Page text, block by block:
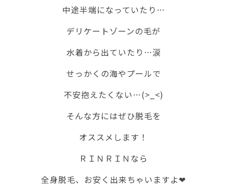
中途半端になっていたり…
デリケートゾーンの毛が
水着から出ていたり…涙
せっかくの海やプールで
不安抱えたくない…(>_<)
そんな方にはぜひ脱毛を
オススメします！
ＲＩＮＲＩＮなら
全身脱毛、お安く出来ちゃいますよ❤